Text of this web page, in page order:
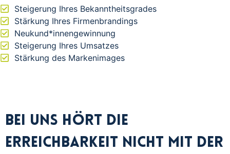
Steigerung Ihres Bekanntheitsgrades
Stärkung Ihres Firmenbrandings
Neukund*innengewinnung
Steigerung Ihres Umsatzes
Stärkung des Markenimages
Bei uns hört die
Erreichbarkeit nicht mit der